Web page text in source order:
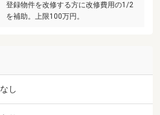
登録物件を改修する方に改修費用の1/2
を補助。上限100万円。
なし